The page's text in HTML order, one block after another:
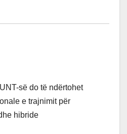
së do të ndërtohet
e trajnimit për
hibride